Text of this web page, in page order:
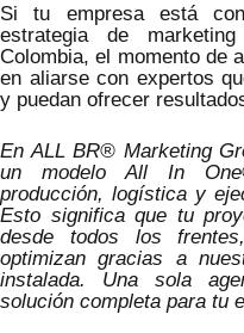
Si tu empresa está
estrategia de
Colombia, el momento de
en aliarse con expertos
y puedan ofrecer
En ALL BR® Marketing
un modelo All In
producción, logística y
Esto significa que tu
desde todos los
optimizan gracias a
instalada. Una sola
solución completa para tu